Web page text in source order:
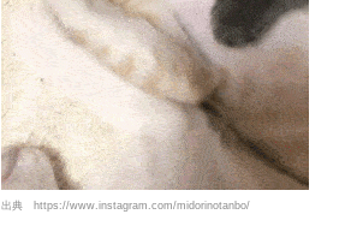
出典 https://www.instagram.com/midorinotanbo/